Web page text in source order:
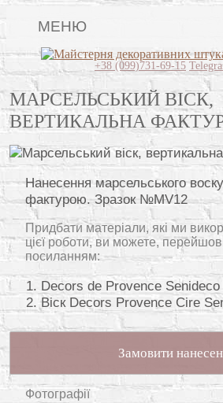
МЕНЮ
Lincrusta
Види штукатурок
Поклейка шпалер
Картини
Декоративні панно
Відео
Питання-відповідь
Про нас
Контакти
+38 (099)731-69-15
МАРСЕЛЬСЬКИЙ ВІСК,
ВЕРТИКАЛЬНА
Нанесення марсельського
фактурою. Зразок №MV12
Придбати матеріали, які ми
цієї роботи, ви можете,
посиланням:
Decors de Provence Senideco
Віск Decors Provence Cire
Замовити
Фотографії